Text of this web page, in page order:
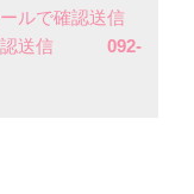
ルで確認送信
送信 092-